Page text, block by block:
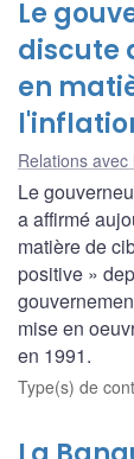
Le
discute
en
Relations
Le
a affirmé
matière de
positive »
mise en
en 1991.
Type(s) de